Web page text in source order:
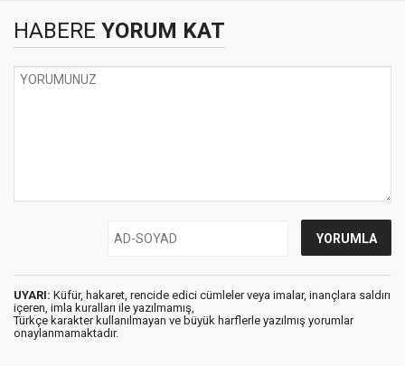
HABERE YORUM KAT
UYARI: Küfür, hakaret, rencide edici cümleler veya imalar, inançlara saldırı
içeren, imla kuralları ile yazılmamış,
Türkçe karakter kullanılmayan ve büyük harflerle yazılmış yorumlar
onaylanmamaktadır.